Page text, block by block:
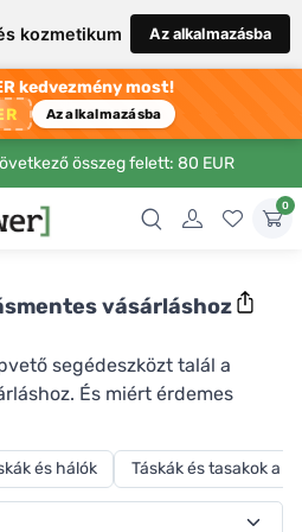
kozmetikum Az alkalmazásba
kedvezmény most!
Az alkalmazásba
összeg felett: 80 EUR
0
vásárláshoz
segédeszközt talál a
És miért érdemes
Először is azért, mert ha
pékáruk, zöldségek és egyéb
jelentősen csökkenti a
keletkezését. Mint
és hálók Táskák és tasakok a